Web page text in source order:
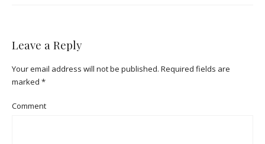
Leave a Reply
Your email address will not be published. Required fields are
marked *
Comment